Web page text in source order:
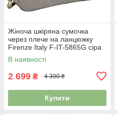
Жіноча шкіряна сумочка
через плече на ланцюжку
Firenze Italy F-IT-5865G сіра
В наявності
2 699 ₴ 4 390 ₴
Купити